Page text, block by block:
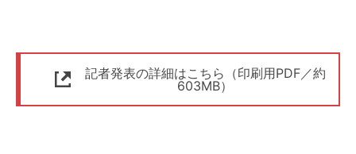
記者発表の詳細はこちら（印刷用PDF／約
603MB）